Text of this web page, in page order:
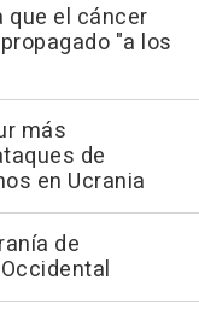
que el cáncer
"a los
más
de
en Ucrania
de